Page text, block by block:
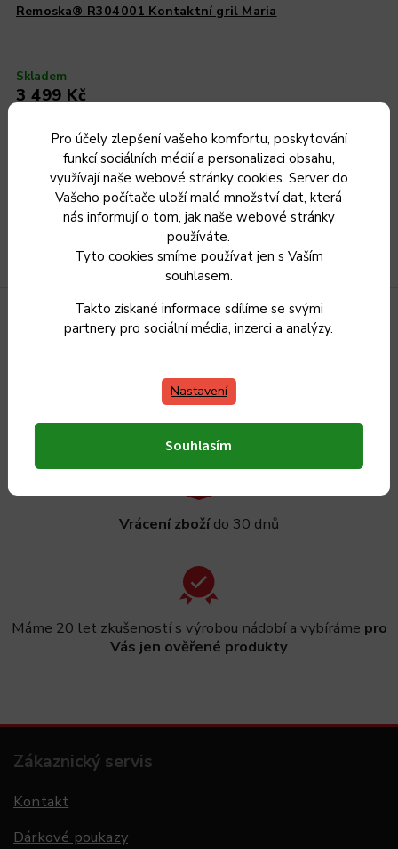
Pro účely zlepšení vašeho komfortu, poskytování
funkcí sociálních médií a personalizaci obsahu,
využívají naše webové stránky cookies. Server do
Vašeho počítače uloží malé množství dat, která
nás informují o tom, jak naše webové stránky
používáte.
Tyto cookies smíme používat jen s Vaším
souhlasem.
Takto získané informace sdílíme se svými
partnery pro sociální média, inzerci a analýzy.
Nastavení
Souhlasím
Remoska® R304001 Kontaktní gril Maria
Skladem
3 499 Kč
Do košíku
Sleva 5 %za registraci
Vrácení zbožído 30 dnů
Máme 20 let zkušeností s výrobou nádobí a vybíráme pro
Vás jen ověřené produkty
Zákaznický servis
Kontakt
Dárkové poukazy